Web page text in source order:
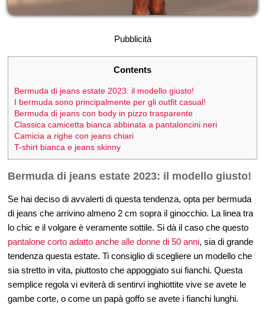
Pubblicità
Contents
Bermuda di jeans estate 2023: il modello giusto!
I bermuda sono principalmente per gli outfit casual!
Bermuda di jeans con body in pizzo trasparente
Classica camicetta bianca abbinata a pantaloncini neri
Camicia a righe con jeans chiari
T-shirt bianca e jeans skinny
Bermuda di jeans estate 2023: il modello giusto!
Se hai deciso di avvalerti di questa tendenza, opta per bermuda
di jeans che arrivino almeno 2 cm sopra il ginocchio. La linea tra
lo chic e il volgare è veramente sottile. Si dà il caso che questo
pantalone corto adatto anche alle donne di 50 anni, sia di grande
tendenza questa estate. Ti consiglio di scegliere un modello che
sia stretto in vita, piuttosto che appoggiato sui fianchi. Questa
semplice regola vi eviterà di sentirvi inghiottite vive se avete le
gambe corte, o come un papà goffo se avete i fianchi lunghi.